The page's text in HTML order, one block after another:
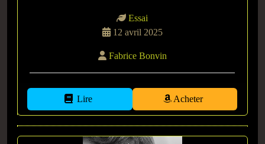
Essai
12 avril 2025
Fabrice Bonvin
Lire Acheter